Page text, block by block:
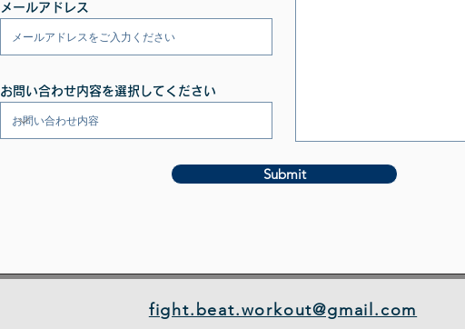
メールアドレス
お問い合わせ内容を選択してください
Submit
fight.beat.workout@gmail.com